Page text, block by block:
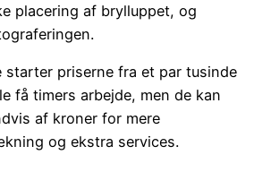
placering af brylluppet, og
priserne fra et par tusinde
få timers arbejde, men de kan
af kroner for mere
og ekstra services.